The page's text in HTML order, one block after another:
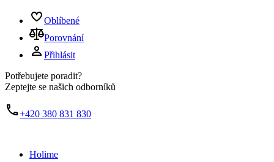
Oblíbené
Porovnání
Přihlásit
Potřebujete poradit?
Zeptejte se našich odborníků
+420 380 831 830
Holime